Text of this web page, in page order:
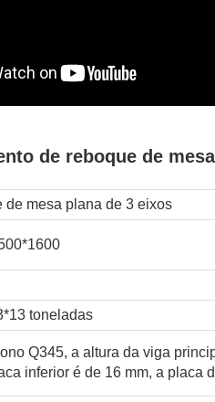
de reboque de
de mesa plana de 3 eixos
toneladas
Q345, a altura da viga
inferior é de 16 mm, a placa